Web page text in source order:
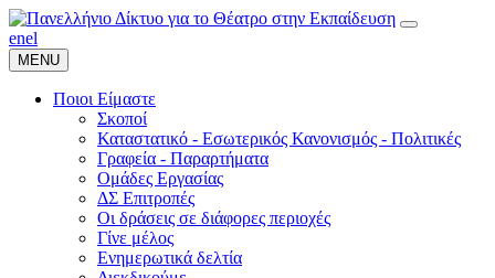
enel
MENU
Ποιοι Είμαστε
Σκοποί
Καταστατικό - Εσωτερικός Κανονισμός - Πολιτικές
Γραφεία - Παραρτήματα
Ομάδες Εργασίας
ΔΣ Επιτροπές
Οι δράσεις σε διάφορες περιοχές
Γίνε μέλος
Ενημερωτικά δελτία